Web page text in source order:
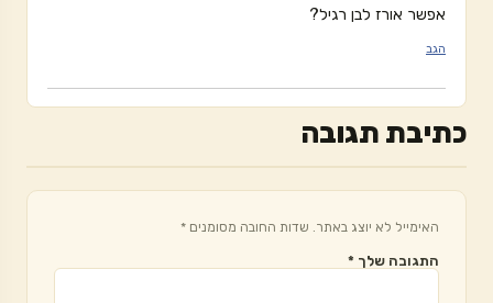
אפשר אורז לבן רגיל?
הגב
כתיבת תגובה
האימייל לא יוצג באתר. שדות החובה מסומנים *
התגובה שלך *